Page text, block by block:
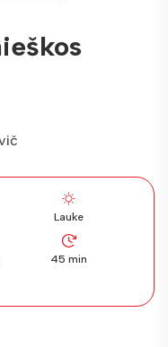
Lauke
45 min